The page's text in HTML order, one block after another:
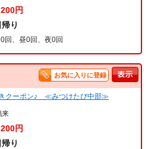
円
帰り
回、昼0回、夜0回
お気に入りに登録
きクーポン♪ ≪みつけたび中部≫
来
円
帰り